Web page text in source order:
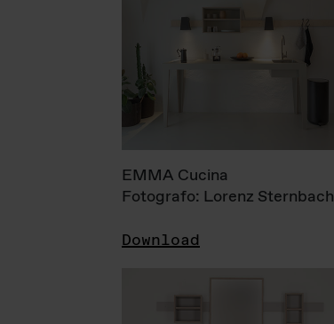
EMMA Cucina
Fotografo: Lorenz Sternbach
Download